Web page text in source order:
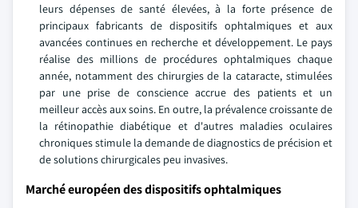
leurs dépenses de santé élevées, à la forte présence de
principaux fabricants de dispositifs ophtalmiques et aux
avancées continues en recherche et développement. Le pays
réalise des millions de procédures ophtalmiques chaque
année, notamment des chirurgies de la cataracte, stimulées
par une prise de conscience accrue des patients et un
meilleur accès aux soins. En outre, la prévalence croissante de
la rétinopathie diabétique et d'autres maladies oculaires
chroniques stimule la demande de diagnostics de précision et
de solutions chirurgicales peu invasives.
Marché européen des dispositifs ophtalmiques